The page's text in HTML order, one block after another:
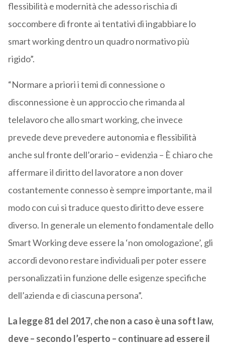
flessibilità e modernità che adesso rischia di
soccombere di fronte ai tentativi di ingabbiare lo
smart working dentro un quadro normativo più
rigido”.
“Normare a priori i temi di connessione o
disconnessione è un approccio che rimanda al
telelavoro che allo smart working, che invece
prevede deve prevedere autonomia e flessibilità
anche sul fronte dell’orario – evidenzia – È chiaro che
affermare il diritto del lavoratore a non dover
costantemente connesso è sempre importante, ma il
modo con cui si traduce questo diritto deve essere
diverso. In generale un elemento fondamentale dello
Smart Working deve essere la ‘non omologazione’, gli
accordi devono restare individuali per poter essere
personalizzati in funzione delle esigenze specifiche
dell’azienda e di ciascuna persona”.
La legge 81 del 2017, che non a caso è una soft law,
deve – secondo l’esperto – continuare ad essere il